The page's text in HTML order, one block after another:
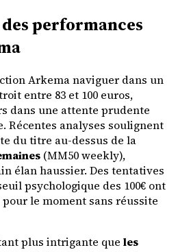
performances
Arkema naviguer dans un
entre 83 et 100 euros,
dans une attente prudente
Récentes analyses soulignent
du titre au-dessus de la
(MM50 weekly),
élan haussier. Des tentatives
psychologique des 100€ ont
le moment sans réussite
plus intrigante que les